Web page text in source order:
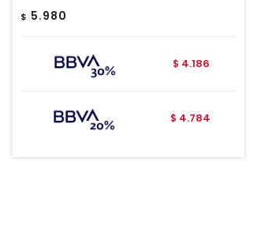
$ 5.980
$ 4.186
$ 4.784